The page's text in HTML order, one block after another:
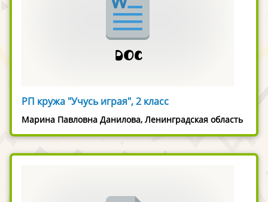
РП кружа "Учусь играя", 2 класс
Марина Павловна Данилова, Ленинградская область